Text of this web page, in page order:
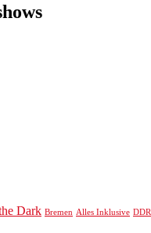
Dark Bremen Alles Inklusive DDR